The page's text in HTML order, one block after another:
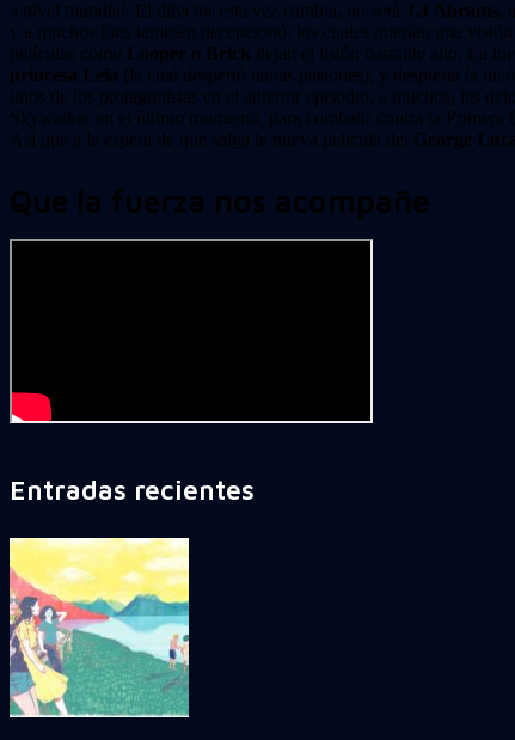
a nivel mundial. El director esta vez cambia, no será J.J Abrams,
y a muchos fans también decepcionó, los cuales querían una
películas como Looper o Brick dejan el listón bastante alto. La
princesa Leia (la cual despertó tantas pasiones), y despierta la
unos de los protagonistas en el anterior episodio, a muchos, les
Skywalker en el último momento, para combatir contra la Primera
Así que a la espera de que salga la nueva película del George
Que la fuerza nos acompañe
Entradas recientes